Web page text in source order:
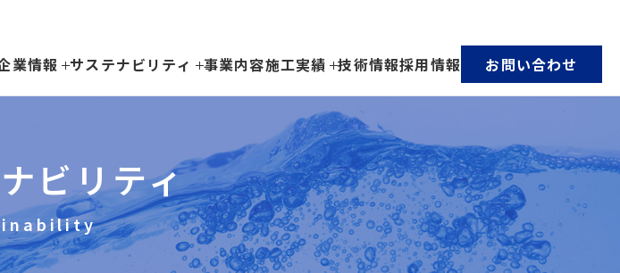
業情報 サステナビリティ 事業内容施工実績 技術情報採用情報 お問い合わせ
ビリティ